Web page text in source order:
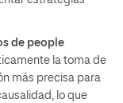
de people
la toma de
más precisa para
lo que